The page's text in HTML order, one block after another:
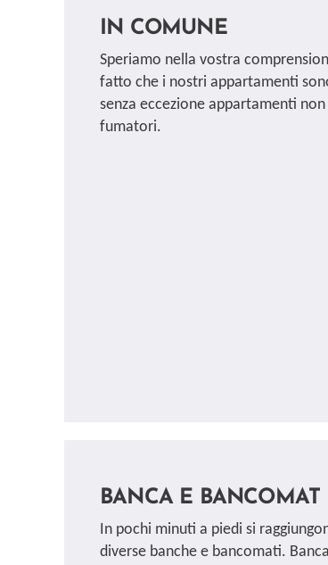
IN COMUNE
Speriamo nella vostra
fatto che i nostri appartamenti
senza eccezione appartamenti non
fumatori.
BANCA E BANCOMAT
In pochi minuti a piedi si
diverse banche e bancomati. Banca